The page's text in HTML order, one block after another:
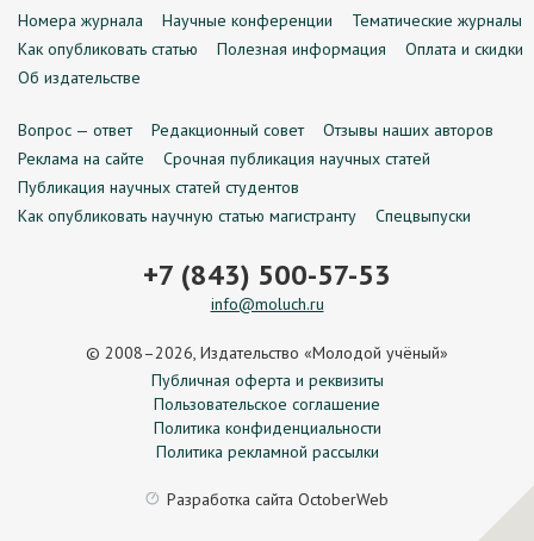
Номера журнала Научные конференции
Тематические журналы
Как опубликовать статью
Полезная информация
Оплата и скидки
Об издательстве
Вопрос — ответ Редакционный совет
Отзывы наших авторов
Реклама на сайте
Срочная публикация научных статей
Публикация научных статей студентов
Как опубликовать научную статью магистранту
Спецвыпуски
+7 (843) 500-57-53
info@moluch.ru
© 2008–2026, Издательство «Молодой учёный»
Публичная оферта и реквизиты
Пользовательское соглашение
Политика конфиденциальности
Политика рекламной рассылки
Разработка сайта OctoberWeb